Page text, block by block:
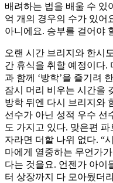
배려하는 법을 배울 수 있
억 개의 경우의 수가 있어
아니에요. 승부를 걸어야
오랜 시간 브리지와 한시
간 휴식을 취할 예정이다.
과 함께 ‘방학’을 즐기려
잠시 머리 비우는 시간을
방학 뒤엔 다시 브리지와
선수가 아닌 성적 우수 선
도 가지고 있다. 맞은편
자라면 더할 나위 없다. “
마에게 열중하는 무언가
다는 것을요. 언젠가 아이
터 상장까지 다 모아뒀더